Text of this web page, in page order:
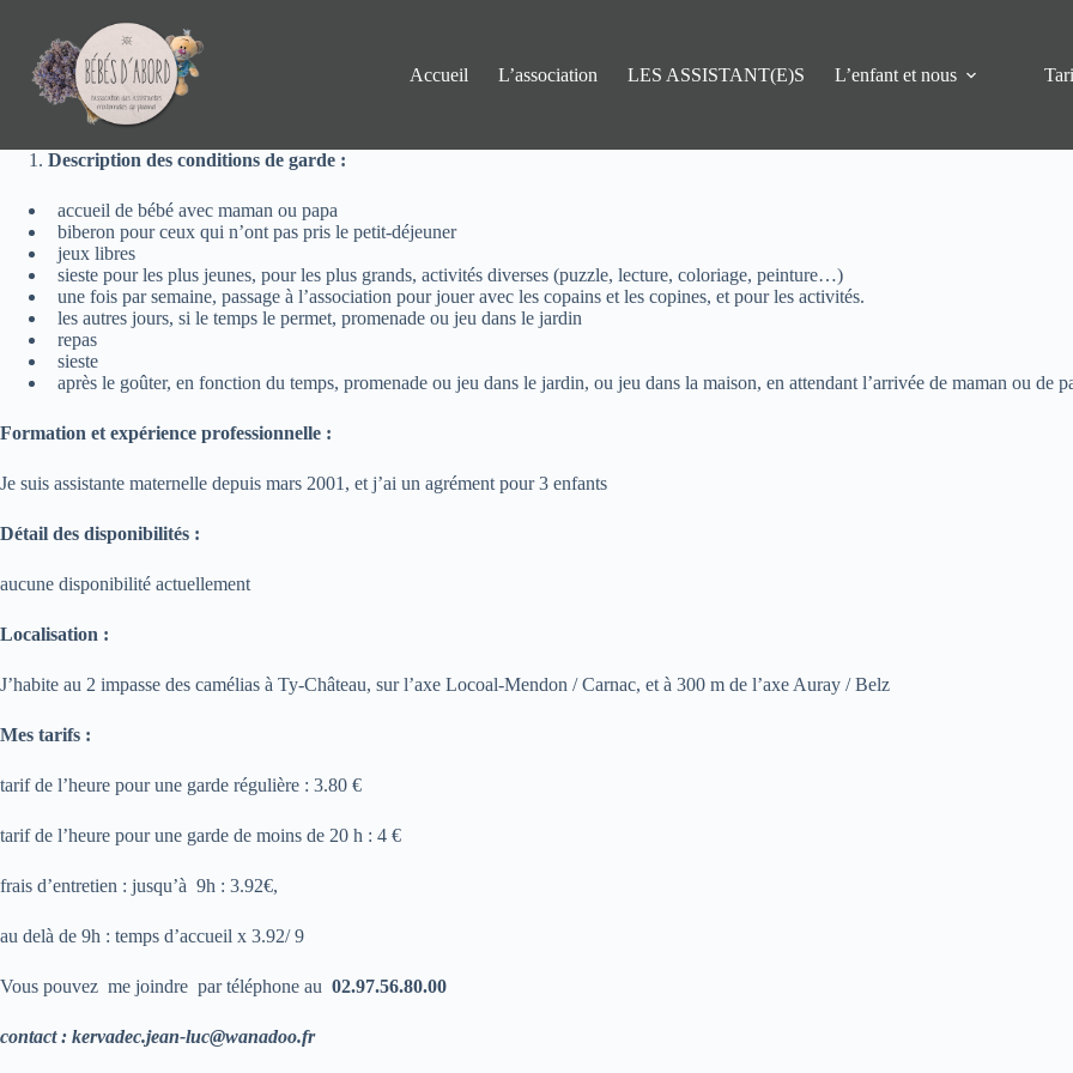
contenu
Accueil
L’association LES ASSISTANT(E)S L’enfant et nous
Description des conditions de garde :
accueil de bébé avec maman ou papa
biberon pour ceux qui n’ont pas pris le petit-déjeuner
jeux libres
sieste pour les plus jeunes, pour les plus grands, activités diverses (puzzle, lecture, coloriage, peinture…)
une fois par semaine, passage à l’association pour jouer avec les copains et les copines, et pour les activités.
les autres jours, si le temps le permet, promenade ou jeu dans le jardin
repas
sieste
après le goûter, en fonction du temps, promenade ou jeu dans le jardin, ou jeu dans la maison, en attendant l’arrivée de maman ou de
Formation et expérience professionnelle :
Je suis assistante maternelle depuis mars 2001, et j’ai un agrément pour 3 enfants
Détail des disponibilités :
aucune disponibilité actuellement
Localisation :
J’habite au 2 impasse des camélias à Ty-Château, sur l’axe Locoal-Mendon / Carnac, et à 300 m de l’axe Auray / Belz
Mes tarifs :
tarif de l’heure pour une garde régulière : 3.80 €
tarif de l’heure pour une garde de moins de 20 h : 4 €
frais d’entretien : jusqu’à 9h : 3.92€,
au delà de 9h : temps d’accueil x 3.92/ 9
Vous pouvez me joindre par téléphone au 02.97.56.80.00
contact : kervadec.jean-luc@wanadoo.fr